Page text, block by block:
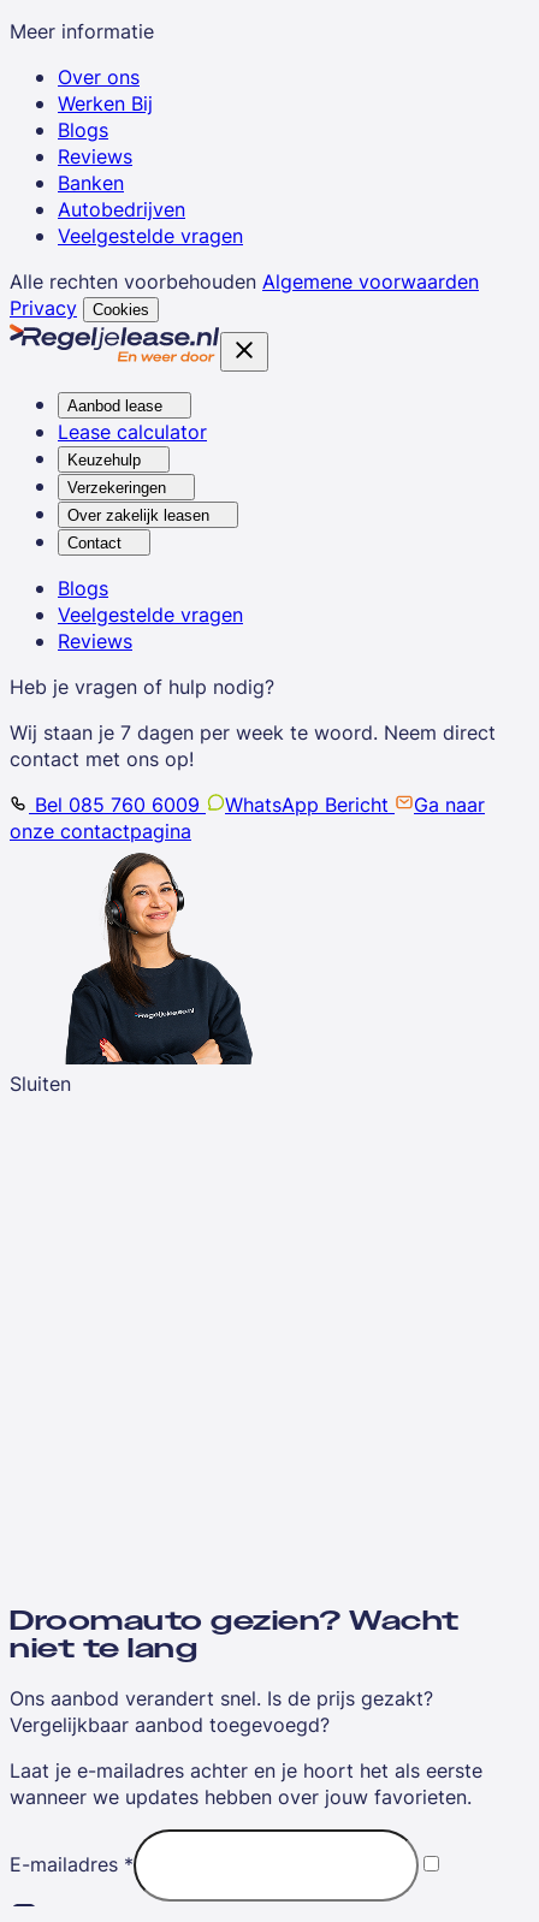
Meer informatie
Over ons
Werken Bij
Blogs
Reviews
Banken
Autobedrijven
Veelgestelde vragen
Alle rechten voorbehouden Algemene voorwaarden
Privacy
Cookies
Aanbod lease
Lease calculator
Keuzehulp
Verzekeringen
Over zakelijk leasen
Contact
Blogs
Veelgestelde vragen
Reviews
Heb je vragen of hulp nodig?
Wij staan je 7 dagen per week te woord. Neem direct
contact met ons op!
Bel 085 760 6009
WhatsApp Bericht
Ga naar
onze contactpagina
Sluiten
Droomauto gezien? Wacht
niet te lang
Ons aanbod verandert snel. Is de prijs gezakt?
Vergelijkbaar aanbod toegevoegd?
Laat je e-mailadres achter en je hoort het als eerste
wanneer we updates hebben over jouw favorieten.
E-mailadres *